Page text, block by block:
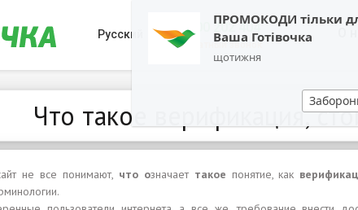
ПРОМОКОДИ тільки
Ваша Готівочка
щотижня
Русский 0800 202 404
Обратный звонок
Что такое верификация,
не все понимают, что означаеттакое понятие, как